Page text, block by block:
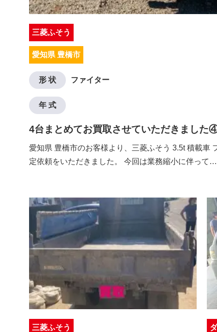
三菱ふそう
愛知県 豊橋市
形 状 ファイター
年 式
4台まとめてお買取させていただきました
愛知県 豊橋市のお客様より、三菱ふそう 3.5t 積載車
定依頼をいただきました。 今回は業務縮小に伴って…
三菱ふそう